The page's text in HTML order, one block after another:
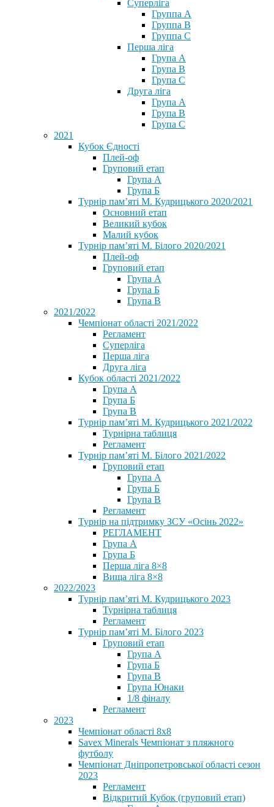
Суперліга
Группа A
Группа B
Группа C
Перша ліга
Група A
Група B
Група C
Друга ліга
Група A
Група B
Група C
2021
Кубок Єдності
Плей-оф
Груповий етап
Група А
Група Б
Турнір пам’яті М. Кудрицького 2020/2021
Основний етап
Великий кубок
Малий кубок
Турнір пам’яті М. Білого 2020/2021
Плей-оф
Груповий етап
Група А
Група Б
Група В
2021/2022
Чемпіонат області 2021/2022
Регламент
Суперліга
Перша ліга
Друга ліга
Кубок області 2021/2022
Група А
Група Б
Група В
Турнір пам’яті М. Кудрицького 2021/2022
Турнірна таблиця
Регламент
Турнір пам’яті М. Білого 2021/2022
Груповий етап
Група А
Група Б
Група В
Регламент
Турнір на підтримку ЗСУ «Осінь 2022»
РЕГЛАМЕНТ
Група А
Група Б
Перша ліга 8×8
Вища ліга 8×8
2022/2023
Турнір пам’яті М. Кудрицького 2023
Турнірна таблиця
Регламент
Турнір пам’яті М. Білого 2023
Груповий етап
Група А
Група Б
Група В
Група Юнаки
1/8 фіналу
Регламент
2023
Чемпіонат області 8х8
Savex Minerals Чемпіонат з пляжного
футболу
Чемпіонат Дніпропетровської області сезон
2023
Регламент
Відкритий Кубок (груповий етап)